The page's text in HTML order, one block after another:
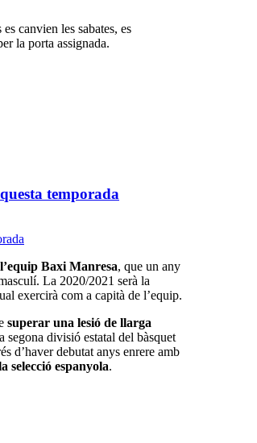
canvien les sabates, es
la porta assignada.
temporada
Baxi Manresa, que un any
La 2020/2021 serà la
exercirà com a capità de l’equip.
superar una lesió de llarga
segona divisió estatal del bàsquet
d’haver debutat anys enrere amb
selecció espanyola.